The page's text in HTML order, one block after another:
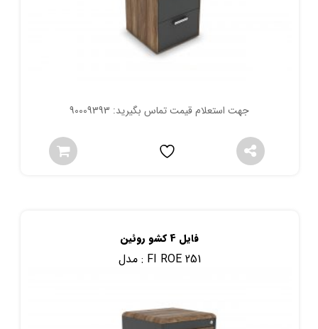
جهت استعلام قیمت تماس بگیرید: 90009393
فایل 4 کشو روئین
مدل : FI ROE 251